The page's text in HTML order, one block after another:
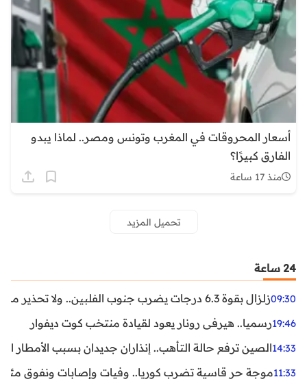
أسعار المحروقات في المغرب وتونس ومصر.. لماذا يبدو
الفارق كبيرًا؟
منذ 17 ساعة
تحميل المزيد
24 ساعة
09:30زلزال بقوة 6.3 درجات يضرب جنوب الفلبين.. ولا تحذير من تسونامي حتى الآن
19:46رسميا.. هيرفي رونار يعود لقيادة منتخب كوت ديفوار
14:33الصين ترفع حالة التأهب.. إنذاران جديدان بسبب الأمطار
11:33موجة حر قاسية تضرب كوريا.. وفيات وإصابات ونفوق مئات